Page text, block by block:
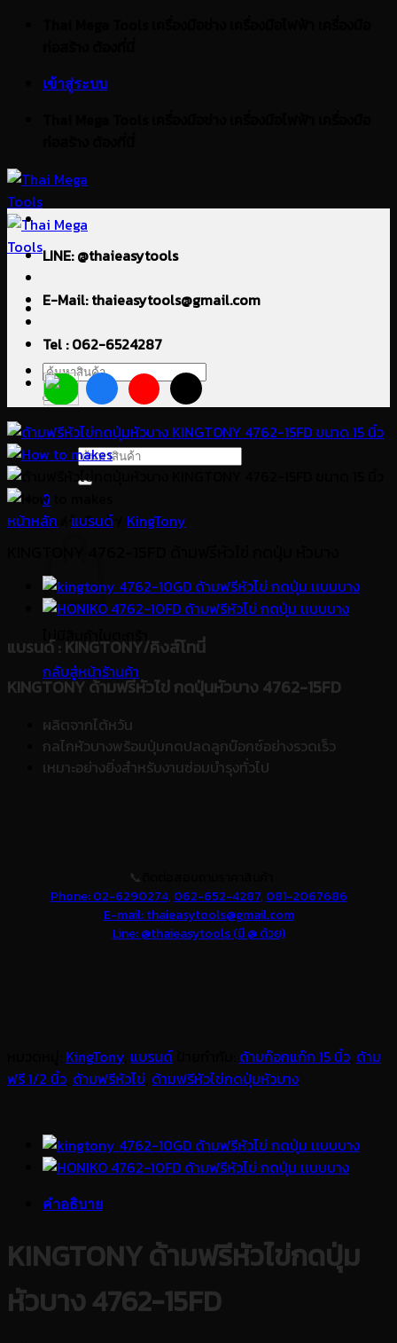
เข้าสู่ระบบ
ค้นหา:
ค้นหา:
0
ตะกร้าสินค้า
ไม่มีสินค้าในตะกร้า
กลับสู่หน้าร้านค้า
LINE: @thaieasytools
E-Mail: thaieasytools@gmail.com
Tel : 062-6524287
หน้าหลัก แบรนด์ KingTony
แบรนด์: KINGTONY/คิงส์โทนี่
KINGTONY ด้ามฟรีหัวไข่ กดปุ่นหัวบาง 4762-15FD
ผลิตจากไต้หวัน
กลไกหัวบางพร้อมปุ่มกดปลดลูกบ๊อกซ์อย่างรวดเร็ว
เหมาะอย่างยิ่งสำหรับงานซ่อมบำรุงทั่วไป
📞
Phone: 02-6290274, 062-652-4287, 081-2067686
E-mail: thaieasytools@gmail.com
Line: @thaieasytools (มี @ ด้วย)
KingTony แบรนด์ ด้ามก๊อกแก๊ก 15 นิ้ว ด้าม
ฟรี 1/2 นิ้ว ด้ามฟรีหัวไข่ ด้ามฟรีหัวไข่กดปุ่มหัวบาง
คำอธิบาย
KINGTONY ด้ามฟรีหัวไข่กดปุ่ม
หัวบาง 4762-15FD